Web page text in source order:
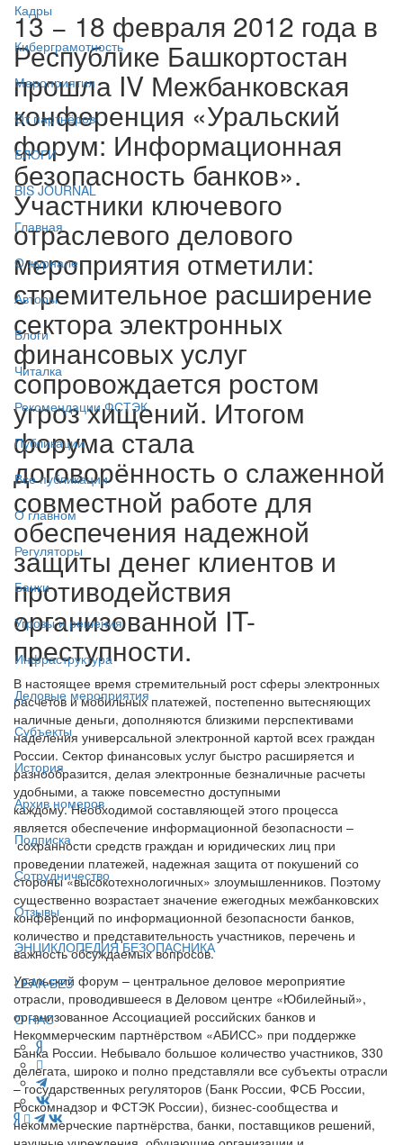
Кадры
Киберграмотность
Мероприятия
От партнёров
БЛОГИ
BIS JOURNAL
Главная
О журнале
Авторы
Блоги
Читалка
Рекомендации ФСТЭК
Публикации
Все публикации
О главном
Регуляторы
Банки
Угрозы и решения
Инфраструктура
Деловые мероприятия
Субъекты
История
Архив номеров
Подписка
Сотрудничество
Отзывы
ЭНЦИКЛОПЕДИЯ БЕЗОПАСНИКА
LEAK-БЕЗ
О НАС
13 − 18 февраля 2012 года в
Республике Башкортостан
прошла IV Межбанковская
конференция «Уральский
форум: Информационная
безопасность банков».
Участники ключевого
отраслевого делового
мероприятия отметили:
стремительное расширение
сектора электронных
финансовых услуг
сопровождается ростом
угроз хищений. Итогом
форума стала
договорённость о слаженной
совместной работе для
обеспечения надежной
защиты денег клиентов и
противодействия
организованной IT-
преступности.
В настоящее время стремительный рост сферы электронных
расчетов и мобильных платежей, постепенно вытесняющих
наличные деньги, дополняются близкими перспективами
наделения универсальной электронной картой всех граждан
России. Сектор финансовых услуг быстро расширяется и
разнообразится, делая электронные безналичные расчеты
удобными, а также повсеместно доступными
каждому. Необходимой составляющей этого процесса
является обеспечение информационной безопасности –
сохранности средств граждан и юридических лиц при
проведении платежей, надежная защита от покушений со
стороны «высокотехнологичных» злоумышленников. Поэтому
существенно возрастает значение ежегодных межбанковских
конференций по информационной безопасности банков,
количество и представительность участников, перечень и
важность обсуждаемых вопросов.
Уральский форум – центральное деловое мероприятие
отрасли, проводившееся в Деловом центре «Юбилейный»,
организованное Ассоциацией российских банков и
Некоммерческим партнёрством «АБИСС» при поддержке
Банка России. Небывало большое количество участников, 330
делегата, широко и полно представляли все субъекты отрасли
– государственных регуляторов (Банк России, ФСБ России,
Роскомнадзор и ФСТЭК России), бизнес-сообщества и
некоммерческие партнёрства, банки, поставщиков решений,